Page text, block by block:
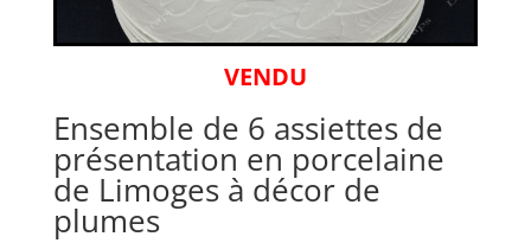
VENDU
Ensemble de 6 assiettes de
présentation en porcelaine
de Limoges à décor de
plumes